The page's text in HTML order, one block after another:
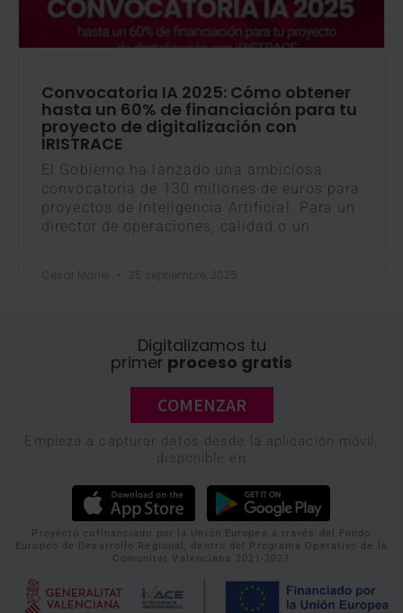
Convocatoria IA 2025: Cómo obtener
hasta un 60% de financiación para tu
proyecto de digitalización con
IRISTRACE
El Gobierno ha lanzado una ambiciosa
convocatoria de 130 millones de euros para
proyectos de Inteligencia Artificial. Para un
director de operaciones, calidad o un
Digitalizamos tu
primer proceso gratis
COMENZAR
Empieza a capturar datos desde la aplicación móvil,
disponible en
Proyecto cofinanciado por la Unión Europea a través del Fondo
Europeo de Desarrollo Regional, dentro del Programa Operativo de la
Comunitat Valenciana 2021-2027